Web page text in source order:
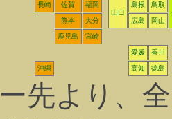
長崎 佐賀
福岡
山口
島根
鳥取
熊本
大分 広島 岡山
鹿児島 宮崎
愛媛 香川
沖縄 高知 徳島
先より、